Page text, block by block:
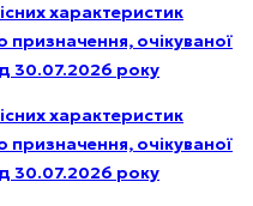
характеристик
призначення, очікуваної
30.07.2026 року
характеристик
призначення, очікуваної
30.07.2026 року